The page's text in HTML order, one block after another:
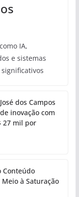
IA,
e sistemas
dos Campos
inovação com
27 mil por
Conteúdo
à Saturação